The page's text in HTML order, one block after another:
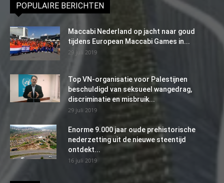
POPULAIRE BERICHTEN
Maccabi Nederland op jacht naar goud
tijdens European Maccabi Games in...
29 juli 2019
Top VN-organisatie voor Palestijnen
beschuldigd van seksueel wangedrag,
discriminatie en misbruik...
29 juli 2019
Enorme 9.000 jaar oude prehistorische
nederzetting uit de nieuwe steentijd
ontdekt...
16 juli 2019